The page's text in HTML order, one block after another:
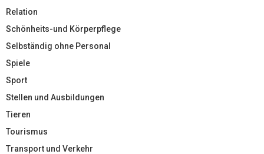
Relation
Schönheits-und Körperpflege
Selbständig ohne Personal
Spiele
Sport
Stellen und Ausbildungen
Tieren
Tourismus
Transport und Verkehr